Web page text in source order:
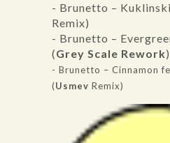
- Brunetto –
Remix)
- Brunetto –
(Grey Scale Rework)
- Brunetto – Cinnamon
(Usmev Remix)